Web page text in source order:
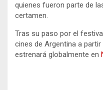
quienes fueron parte de
certamen.
Tras su paso por el
cines de Argentina a
estrenará globalmente en